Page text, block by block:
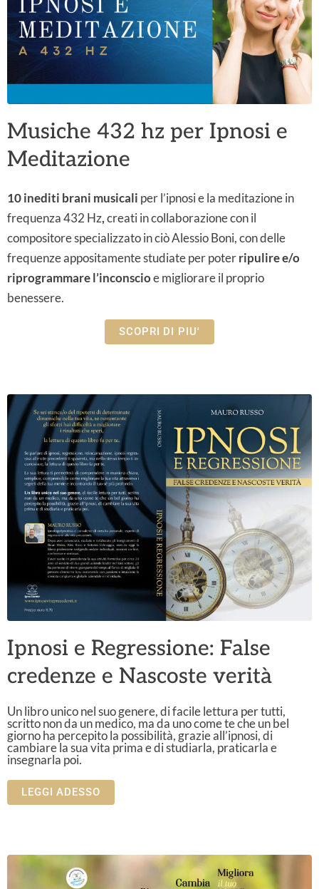
Musiche 432 hz per Ipnosi e
Meditazione
10 inediti brani musicali per l’ipnosi e la meditazione in
frequenza 432 Hz,creati in collaborazione con il
compositore specializzato in ciò Alessio Boni, con delle
frequenze appositamente studiate per poterripulire e/o
riprogrammare l’inconscioe migliorare il proprio
benessere.
SCOPRI DI PIU'
Ipnosi e Regressione: False
credenze e Nascoste verità
Un libro unico nel suo genere, di facile lettura per tutti,
scritto non da un medico, ma da uno come te che un bel
giorno ha percepito la possibilità, grazie all’ipnosi, di
cambiare la sua vita prima e di studiarla, praticarla e
insegnarla poi.
LEGGI ADESSO